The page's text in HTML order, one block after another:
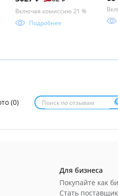
Включая комиссию 21 %
Подробнее
(0)
Для бизнеса
Покупайте как
Стать